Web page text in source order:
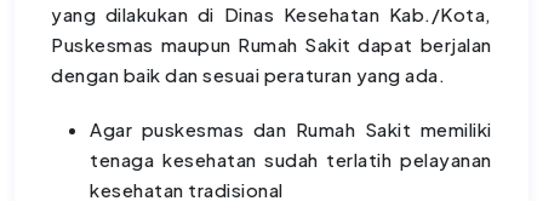
yang dilakukan di Dinas Kesehatan Kab./Kota,
Puskesmas maupun Rumah Sakit dapat berjalan
dengan baik dan sesuai peraturan yang ada.
Agar puskesmas dan Rumah Sakit memiliki
tenaga kesehatan sudah terlatih pelayanan
kesehatan tradisional